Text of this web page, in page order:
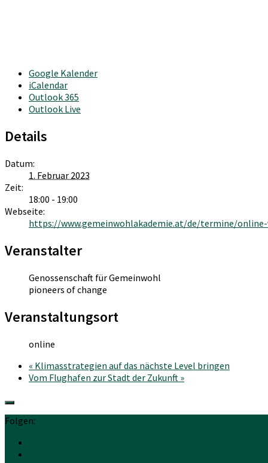
Google Kalender
iCalendar
Outlook 365
Outlook Live
Details
Datum:
1. Februar 2023
Zeit:
18:00 - 19:00
Webseite:
https://www.gemeinwohlakademie.at/de/termine/
Veranstalter
Genossenschaft für Gemeinwohl
pioneers of change
Veranstaltungsort
online
« Klimasstrategien auf das nächste Level bringen
Vom Flughafen zur Stadt der Zukunft »
Folgen: